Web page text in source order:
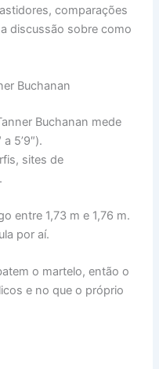
comparações
discussão sobre como
Buchanan
Buchanan mede
5’9″).
sites de
entre 1,73 m e 1,76 m.
por aí.
o martelo, então o
e no que o próprio